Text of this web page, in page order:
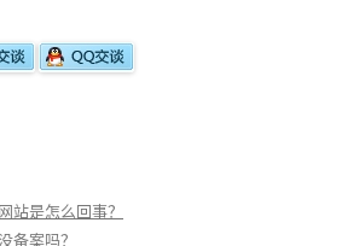
站是怎么回事？
备案吗？